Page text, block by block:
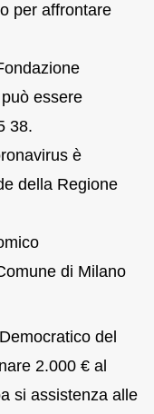
per affrontare
essere
38.
è
della Regione
di Milano
del
2.000 € al
si assistenza alle